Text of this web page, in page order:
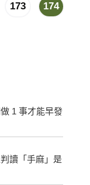
173
174
1 事才能早發
讀「手麻」是